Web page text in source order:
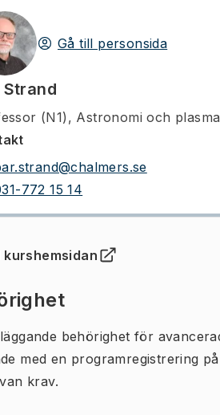
Gå till personsida
Strand
(N1), Astronomi och
772 15 14
kurshemsidan
i ny flik)
behörighet för
med en programregistrering
krav.